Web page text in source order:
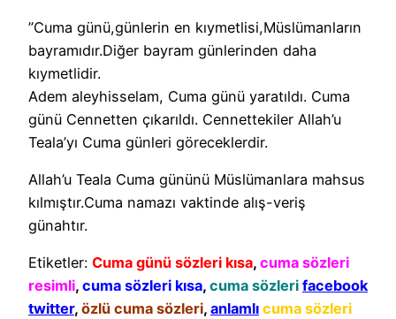
”Cuma günü,günlerin en kıymetlisi,Müslümanların
bayramıdır.Diğer bayram günlerinden daha
kıymetlidir.
Adem aleyhisselam, Cuma günü yaratıldı. Cuma
günü Cennetten çıkarıldı. Cennettekiler Allah’u
Teala’yı Cuma günleri göreceklerdir.
Allah’u Teala Cuma gününü Müslümanlara mahsus
kılmıştır.Cuma namazı vaktinde alış-veriş
günahtır.
Etiketler: Cuma günü sözleri kısa, cuma sözleri
resimli, cuma sözleri kısa, cuma sözleri facebook
twitter, özlü cuma sözleri, anlamlı cuma sözleri